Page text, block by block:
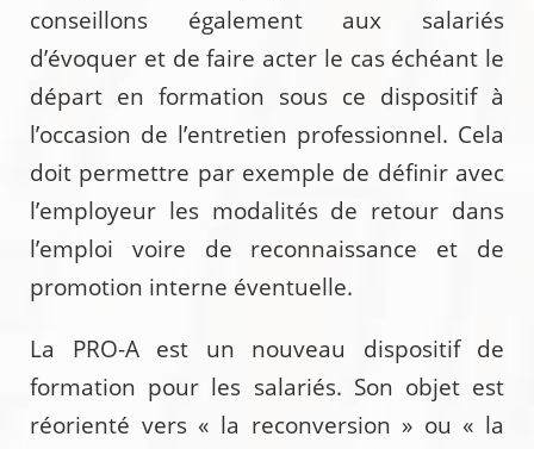
conseillons également aux salariés
d’évoquer et de faire acter le cas échéant le
départ en formation sous ce dispositif à
l’occasion de l’entretien professionnel. Cela
doit permettre par exemple de définir avec
l’employeur les modalités de retour dans
l’emploi voire de reconnaissance et de
promotion interne éventuelle.
La PRO-A est un nouveau dispositif de
formation pour les salariés. Son objet est
réorienté vers « la reconversion » ou « la